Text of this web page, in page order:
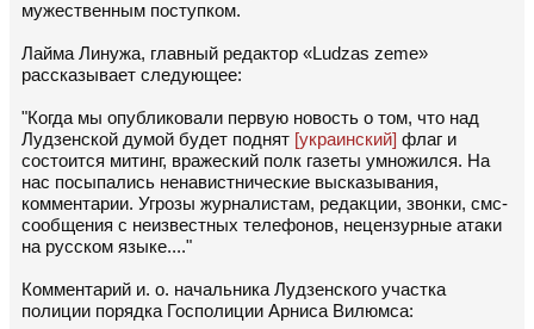
мужественным поступком.
Лайма Линужа, главный редактор «Ludzas zeme»
рассказывает следующее:
"Когда мы опубликовали первую новость о том, что над
Лудзенской думой будет поднят [украинский] флаг и
состоится митинг, вражеский полк газеты умножился. На
нас посыпались ненавистнические высказывания,
комментарии. Угрозы журналистам, редакции, звонки, смс-
сообщения с неизвестных телефонов, нецензурные атаки
на русском языке...."
Комментарий и. о. начальника Лудзенского участка
полиции порядка Госполиции Арниса Вилюмса: